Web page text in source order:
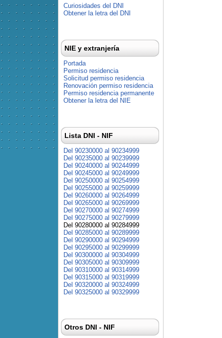
Curiosidades del DNI
Obtener la letra del DNI
NIE y extranjería
Portada
Permiso residencia
Solicitud permiso residencia
Renovación permiso residencia
Permiso residencia permanente
Obtener la letra del NIE
Lista DNI - NIF
Del 90230000 al 90234999
Del 90235000 al 90239999
Del 90240000 al 90244999
Del 90245000 al 90249999
Del 90250000 al 90254999
Del 90255000 al 90259999
Del 90260000 al 90264999
Del 90265000 al 90269999
Del 90270000 al 90274999
Del 90275000 al 90279999
Del 90280000 al 90284999
Del 90285000 al 90289999
Del 90290000 al 90294999
Del 90295000 al 90299999
Del 90300000 al 90304999
Del 90305000 al 90309999
Del 90310000 al 90314999
Del 90315000 al 90319999
Del 90320000 al 90324999
Del 90325000 al 90329999
Otros DNI - NIF